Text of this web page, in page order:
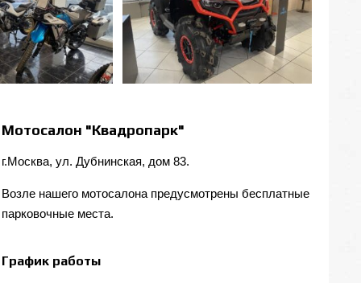
Мотосалон "Квадропарк"
г.Москва, ул. Дубнинская, дом 83.
Возле нашего мотосалона предусмотрены бесплатные
парковочные места.
График работы